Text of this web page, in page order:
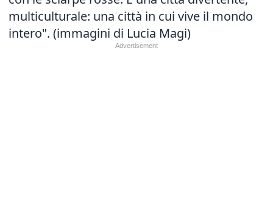
multiculturale: una città in cui vive il mondo
intero". (immagini di Lucia Magi)